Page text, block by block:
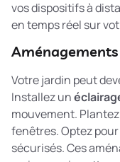
vos dispositifs à
en temps réel sur
Votre jardin peut
Installez un
mouvement.
fenêtres. Optez
sécurisés. Ces